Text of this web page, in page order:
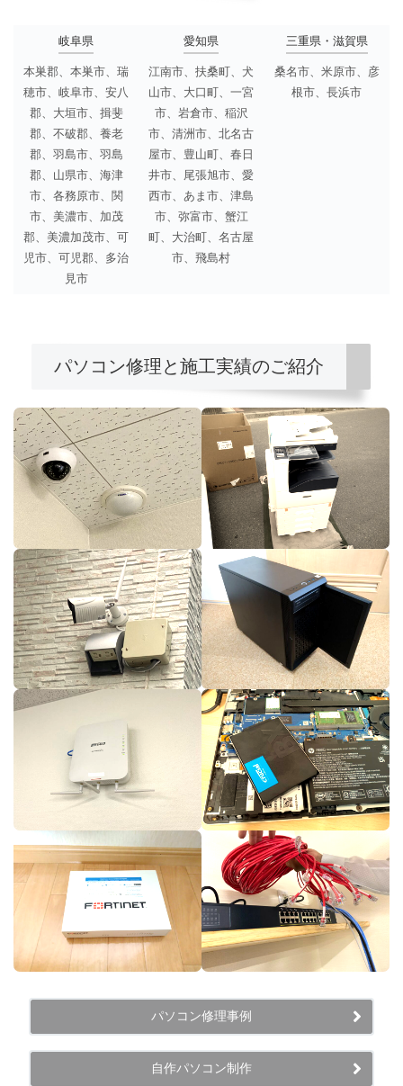
岐阜県
本巣郡、本巣市、瑞
穂市、岐阜市、安八
郡、大垣市、揖斐
郡、不破郡、養老
郡、羽島市、羽島
郡、山県市、海津
市、各務原市、関
市、美濃市、加茂
郡、美濃加茂市、可
児市、可児郡、多治
見市
愛知県
江南市、扶桑町、犬
山市、大口町、一宮
市、岩倉市、稲沢
市、清洲市、北名古
屋市、豊山町、春日
井市、尾張旭市、愛
西市、あま市、津島
市、弥富市、蟹江
町、大治町、名古屋
市、飛島村
三重県・滋賀県
桑名市、米原市、彦
根市、長浜市
パソコン修理と施工実績のご紹介
パソコン修理事例
自作パソコン制作